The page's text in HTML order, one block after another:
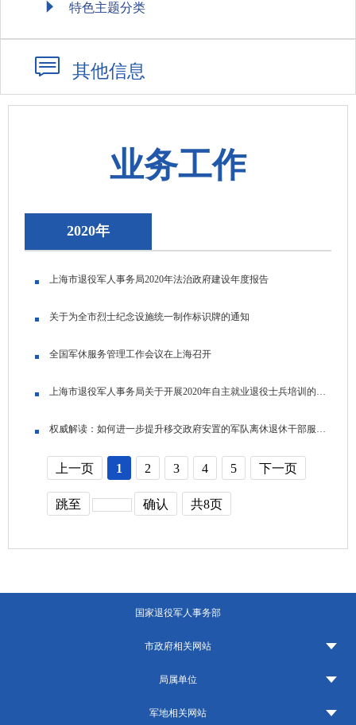
特色主题分类
其他信息
业务工作
2020年
上海市退役军人事务局2020年法治政府建设年度报告
关于为全市烈士纪念设施统一制作标识牌的通知
全国军休服务管理工作会议在上海召开
上海市退役军人事务局关于开展2020年自主就业退役士兵培训的通知
权威解读：如何进一步提升移交政府安置的军队离休退休干部服务管理水平
上一页 1 2 3 4 5 下一页
跳至 确认 共8页
国家退役军人事务部
市政府相关网站
局属单位
军地相关网站